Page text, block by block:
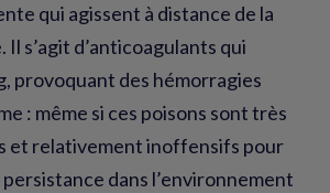
qui agissent à distance de la
s’agit d’anticoagulants qui
provoquant des hémorragies
: même si ces poisons sont très
et relativement inoffensifs pour
dans l’environnement